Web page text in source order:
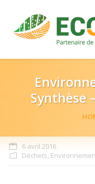
Synthèse
6 avril 2016
Déchets,